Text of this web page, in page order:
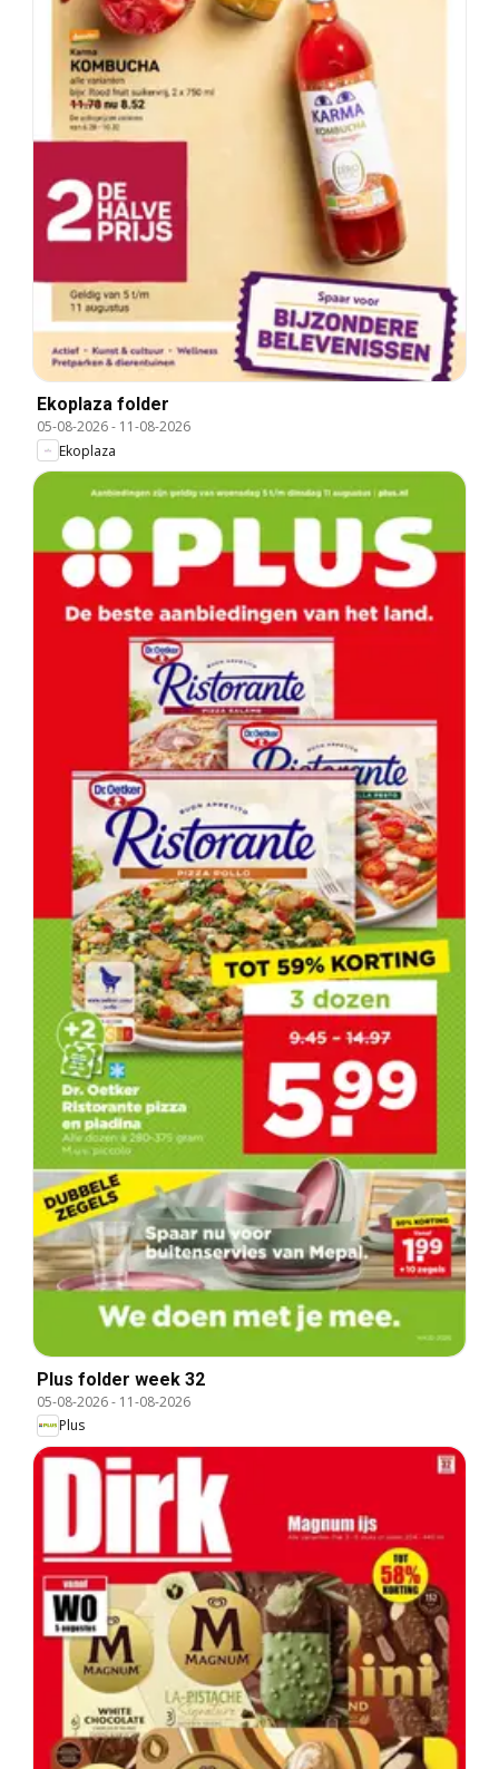
Ekoplaza folder
05-08-2026- 11-08-2026
Ekoplaza
Plus folder week 32
05-08-2026- 11-08-2026
Plus